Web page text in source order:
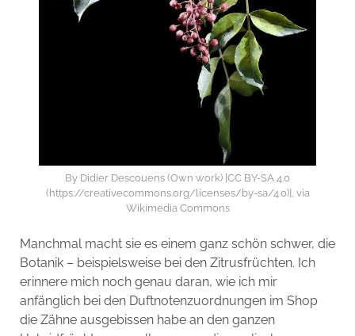
By Didier Descouens (Own work) [CC BY-SA 4.0
(https://creativecommons.org/licenses/by-sa/4.0)], via
Wikimedia Commons
Manchmal macht sie es einem ganz schön schwer, die
Botanik – beispielsweise bei den Zitrusfrüchten. Ich
erinnere mich noch genau daran, wie ich mir
anfänglich bei den Duftnotenzuordnungen im Shop
die Zähne ausgebissen habe an den ganzen